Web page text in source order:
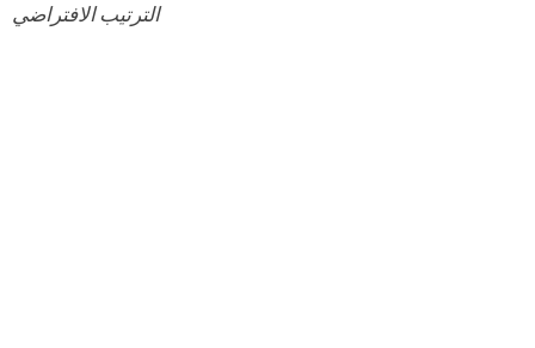
الترتيب الافتراضي